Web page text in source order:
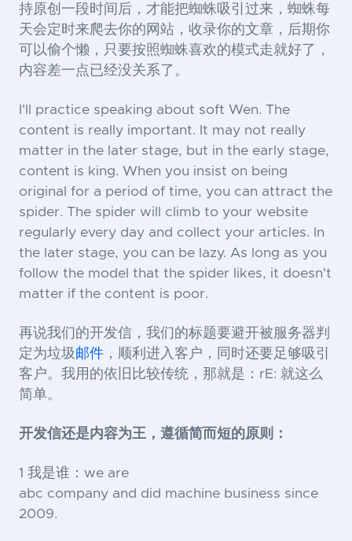
持原创一段时间后，才能把蜘蛛吸引过来，蜘蛛每
天会定时来爬去你的网站，收录你的文章，后期你
可以偷个懒，只要按照蜘蛛喜欢的模式走就好了，
内容差一点已经没关系了。
I'll practice speaking about soft Wen. The
content is really important. It may not really
matter in the later stage, but in the early stage,
content is king. When you insist on being
original for a period of time, you can attract the
spider. The spider will climb to your website
regularly every day and collect your articles. In
the later stage, you can be lazy. As long as you
follow the model that the spider likes, it doesn't
matter if the content is poor.
再说我们的开发信，我们的标题要避开被服务器判
定为垃圾邮件 ，顺利进入客户 ，同时还要足够吸引
客户。我用的依旧比较传统，那就是： rE: 就这么
简单。
开发信还是内容为王，遵循简而短的原则：
1 我是谁： we are
abc company and did machine business since
2009.